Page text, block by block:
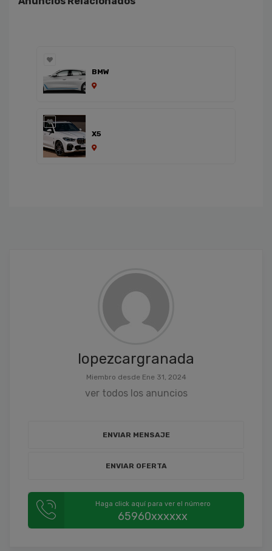
BMW
X5
lopezcargranada
Miembro desde Ene 31, 2024
ver todos los anuncios
ENVIAR MENSAJE
ENVIAR OFERTA
Haga click aquí para ver el número
65960xxxxxx